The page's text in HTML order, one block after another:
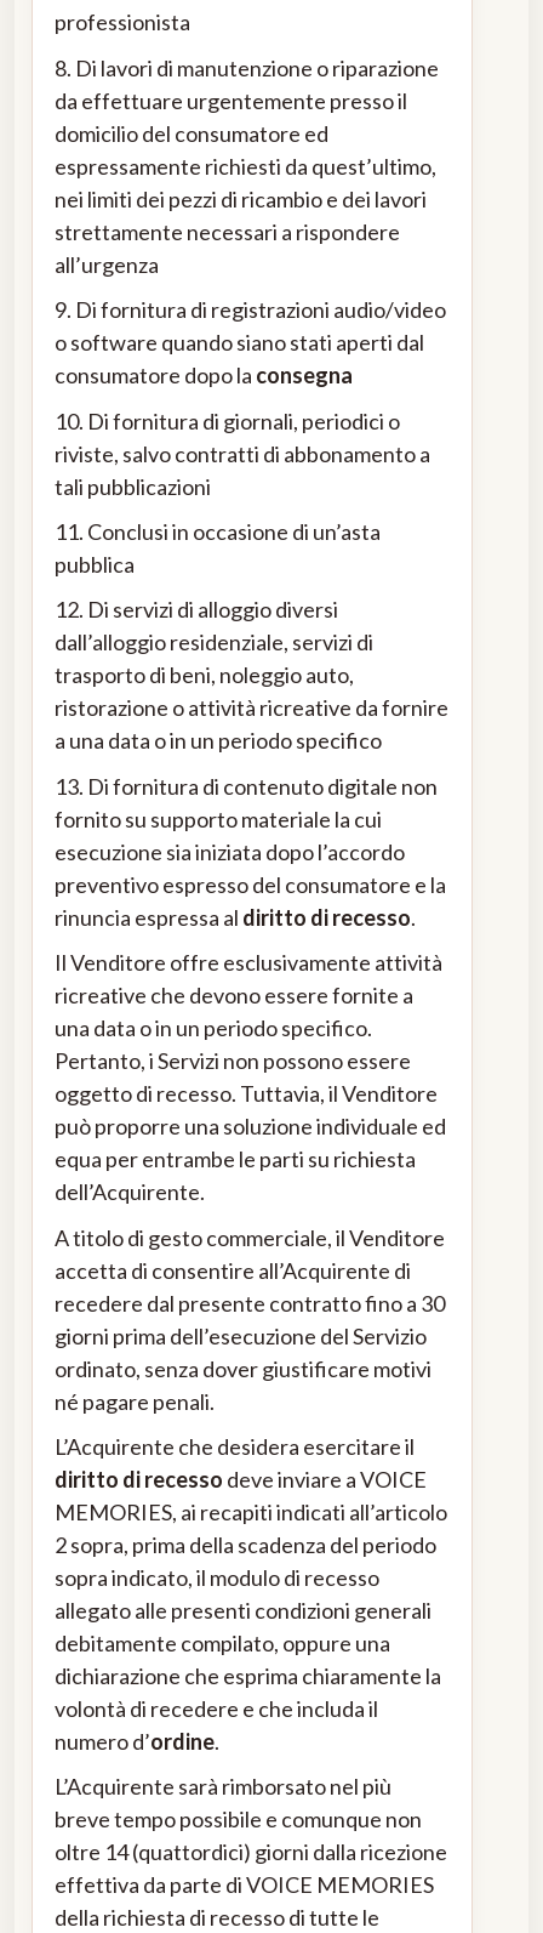
professionista
8. Di lavori di manutenzione o riparazione
da effettuare urgentemente presso il
domicilio del consumatore ed
espressamente richiesti da quest’ultimo,
nei limiti dei pezzi di ricambio e dei lavori
strettamente necessari a rispondere
all’urgenza
9. Di fornitura di registrazioni audio/video
o software quando siano stati aperti dal
consumatore dopo la consegna
10. Di fornitura di giornali, periodici o
riviste, salvo contratti di abbonamento a
tali pubblicazioni
11. Conclusi in occasione di un’asta
pubblica
12. Di servizi di alloggio diversi
dall’alloggio residenziale, servizi di
trasporto di beni, noleggio auto,
ristorazione o attività ricreative da fornire
a una data o in un periodo specifico
13. Di fornitura di contenuto digitale non
fornito su supporto materiale la cui
esecuzione sia iniziata dopo l’accordo
preventivo espresso del consumatore e la
rinuncia espressa al diritto di recesso.
Il Venditore offre esclusivamente attività
ricreative che devono essere fornite a
una data o in un periodo specifico.
Pertanto, i Servizi non possono essere
oggetto di recesso. Tuttavia, il Venditore
può proporre una soluzione individuale ed
equa per entrambe le parti su richiesta
dell’Acquirente.
A titolo di gesto commerciale, il Venditore
accetta di consentire all’Acquirente di
recedere dal presente contratto fino a 30
giorni prima dell’esecuzione del Servizio
ordinato, senza dover giustificare motivi
né pagare penali.
L’Acquirente che desidera esercitare il
diritto di recesso deve inviare a VOICE
MEMORIES, ai recapiti indicati all’articolo
2 sopra, prima della scadenza del periodo
sopra indicato, il modulo di recesso
allegato alle presenti condizioni generali
debitamente compilato, oppure una
dichiarazione che esprima chiaramente la
volontà di recedere e che includa il
numero d’ordine.
L’Acquirente sarà rimborsato nel più
breve tempo possibile e comunque non
oltre 14 (quattordici) giorni dalla ricezione
effettiva da parte di VOICE MEMORIES
della richiesta di recesso di tutte le